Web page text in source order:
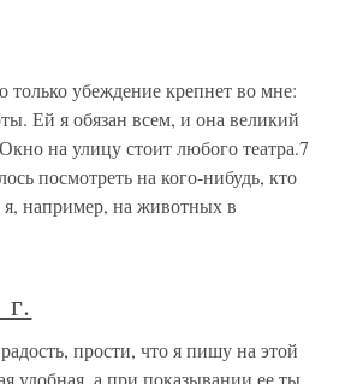
только убеждение крепнет во мне:
Ей я обязан всем, и она великий
на улицу стоит любого театра.7
посмотреть на кого-нибудь, кто
я, например, на животных в
прости, что я пишу на этой
удобная, а при показывании ее ты